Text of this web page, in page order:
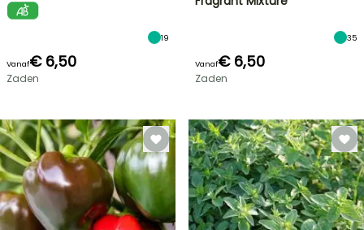
19
Vanaf€ 6,50
Zaden
35
Vanaf€ 6,50
Zaden